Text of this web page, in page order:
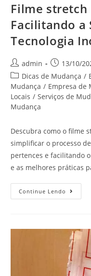
Filme stretch
Facilitando a
Tecnologia
admin
13/10/
Dicas de Mudança /
Mudança / Empresa de
Locais / Serviços de
Mudança
Descubra como o filme
simplificar o processo
pertences e facilitando
e as melhores práticas
Continue Lendo